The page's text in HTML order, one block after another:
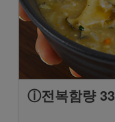
ⓘ전복함량